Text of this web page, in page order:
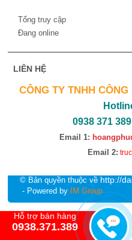
Tổng truy cập
Đang online
LIÊN HỆ
CÔNG TY TNHH
0938 371
Email 1:
Email 2:
© Bản quyền thuộc về http://
- Powered by IM Group
Hỗ trợ bán hàng
0938.371.389